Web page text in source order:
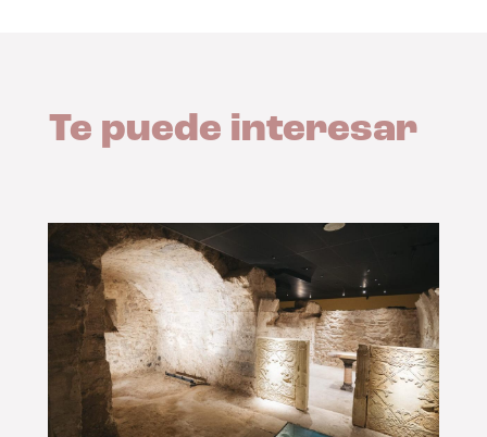
Te puede interesar